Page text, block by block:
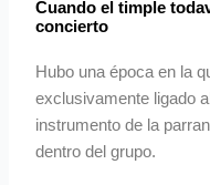
Cuando el timple
concierto
Hubo una época en la
exclusivamente ligado
instrumento de la
dentro del grupo.